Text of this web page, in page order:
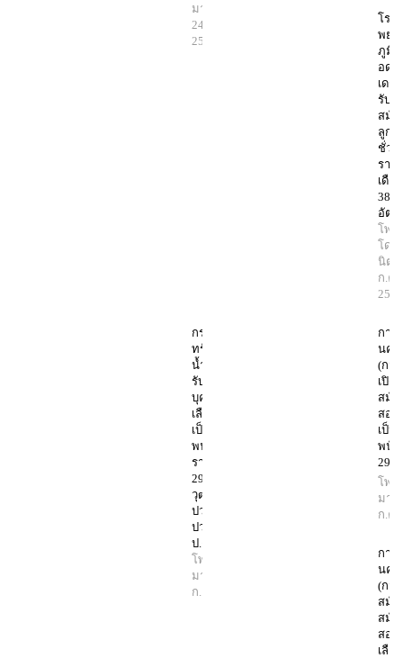
มานิตย์
24 ก.ค.
2568
โรง
พยา
ภูมิ
อดุล
เดช
รับ
สมัค
ลูกจ้
ชั่วค
ราย
เดือ
387
อัตร
โพส
โดย
นิตย์
ก.ค.
2568
กรม
ทรัพยากร
น้ำบาดาล
รับสมัคร
บุคคลเพื่อ
เลือกสรร
เป็น
พนักงาน
ราชการ
29 อัตรา
วุฒิ ม.3-
ปวช.-
ปวส.-
ป.ตรี
โพสต์โดย
มานิตย์
ก.ค. 2568
การ
นคร
(กฟ
เปิด
สมัค
สอบ
เป็น
พนัก
296
โพส
มา
ก.ค.
การ
นคร
(กฟ
สมัค
สมัค
สอบ
เลือ